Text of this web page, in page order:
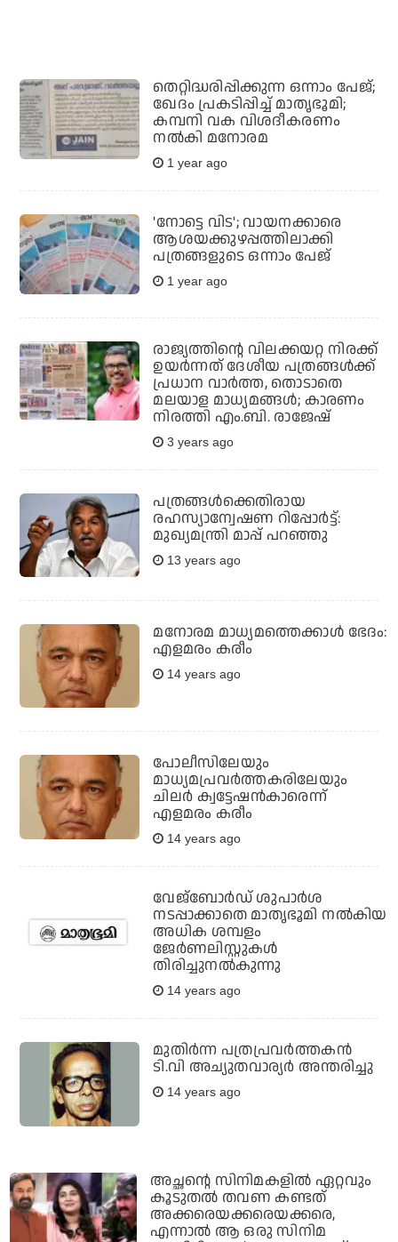
തെറ്റിദ്ധരിപ്പിക്കുന്ന ഒന്നാം പേജ്;
ഖേദം പ്രകടിപ്പിച്ച് മാതൃഭൂമി;
കമ്പനി വക വിശദീകരണം
നല്‍കി മനോരമ
1 year ago
'നോട്ടെ വിട'; വായനക്കാരെ
ആശയക്കുഴപ്പത്തിലാക്കി
പത്രങ്ങളുടെ ഒന്നാം പേജ്
1 year ago
രാജ്യത്തിന്റെ വിലക്കയറ്റ നിരക്ക്
ഉയര്‍ന്നത് ദേശീയ പത്രങ്ങള്‍ക്ക്
പ്രധാന വാര്‍ത്ത, തൊടാതെ
മലയാള മാധ്യമങ്ങള്‍; കാരണം
നിരത്തി എം.ബി. രാജേഷ്
3 years ago
പത്രങ്ങള്‍ക്കെതിരായ
രഹസ്യാന്വേഷണ റിപ്പോര്‍ട്ട്:
മുഖ്യമന്ത്രി മാപ്പ് പറഞ്ഞു
13 years ago
മനോരമ മാധ്യമത്തെക്കാള്‍ ഭേദം:
എളമരം കരീം
14 years ago
പോലീസിലേയും
മാധ്യമപ്രവര്‍ത്തകരിലേയും
ചിലര്‍ ക്വട്ടേഷന്‍കാരെന്ന്
എളമരം കരീം
14 years ago
വേജ്‌ബോര്‍ഡ് ശുപാര്‍ശ
നടപ്പാക്കാതെ മാതൃഭൂമി നല്‍കിയ
അധിക ശമ്പളം
ജേര്‍ണലിസ്റ്റുകള്‍
തിരിച്ചുനല്‍കുന്നു
14 years ago
മുതിര്‍ന്ന പത്രപ്രവര്‍ത്തകന്‍
ടി.വി അച്യുതവാര്യര്‍ അന്തരിച്ചു
14 years ago
അച്ഛന്റെ സിനിമകളില്‍ ഏറ്റവും
കൂടുതല്‍ തവണ കണ്ടത്
അക്കരെയക്കരെയക്കരെ,
എന്നാല്‍ ആ ഒരു സിനിമ